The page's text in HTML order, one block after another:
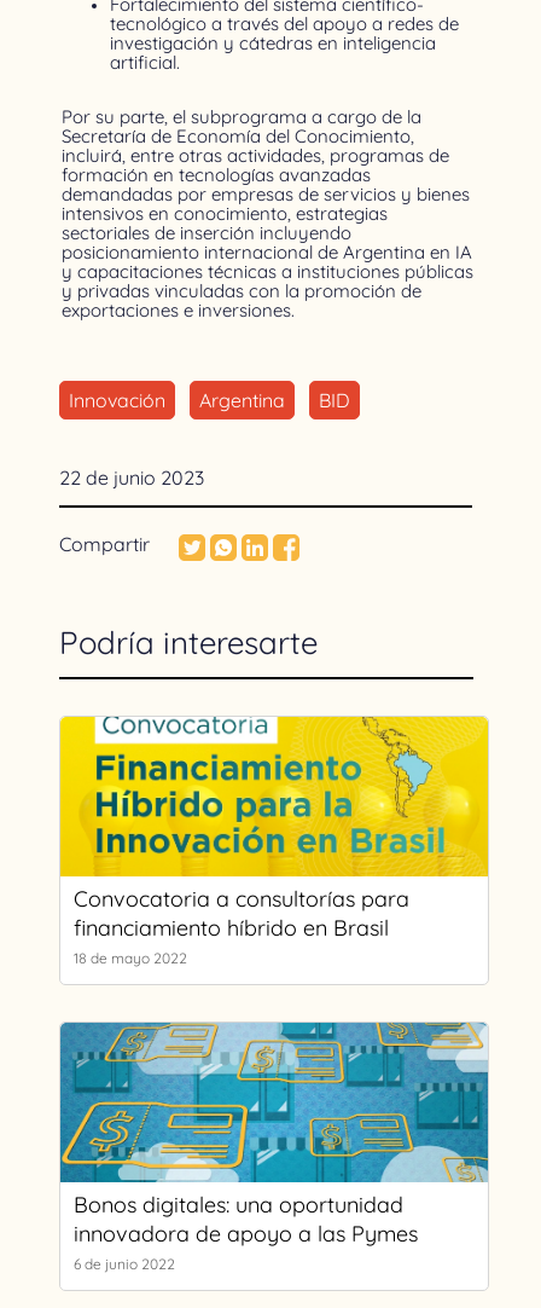
tecnológico a través del apoyo a redes de
investigación y cátedras en inteligencia
artificial.
Por su parte, el subprograma a cargo de la
Secretaría de Economía del Conocimiento,
incluirá, entre otras actividades, programas de
formación en tecnologías avanzadas
demandadas por empresas de servicios y bienes
intensivos en conocimiento, estrategias
sectoriales de inserción incluyendo
posicionamiento internacional de Argentina en IA
y capacitaciones técnicas a instituciones públicas
y privadas vinculadas con la promoción de
exportaciones e inversiones.
Innovación Argentina BID
22 de junio 2023
Compartir
Podría interesarte
Convocatoria a consultorías para
financiamiento híbrido en Brasil
18 de mayo 2022
Bonos digitales: una oportunidad
innovadora de apoyo a las Pymes
6 de junio 2022